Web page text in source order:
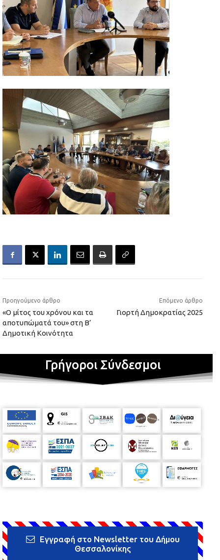
Προηγούμενο άρθρο
«Ο μίτος του χρόνου και τα
αποτυπώματά του» στη Β’
Δημοτική Κοινότητα
Επόμενο άρθρο
Γιορτή Δημοκρατίας 2025
Γρήγοροι Σύνδεσμοι
Εγγραφή στο Newsletter του Δήμου
Θεσσαλονίκης